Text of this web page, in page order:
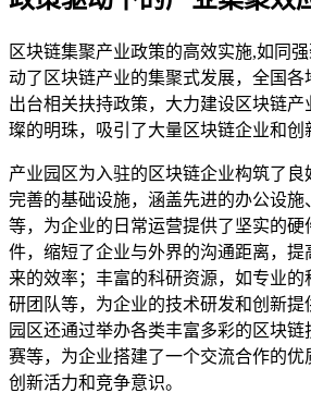
区块链集聚产业政策的高效实施,如同
动了区块链产业的集聚式发展，全国各
出台相关扶持政策，大力建设区块链
璨的明珠，吸引了大量区块链企业和创
产业园区为入驻的区块链企业构筑了良
完善的基础设施，涵盖先进的办公设施
等，为企业的日常运营提供了坚实的硬
件，缩短了企业与外界的沟通距离，提
来的效率；丰富的科研资源，如专业
研团队等，为企业的技术研发和创新提
园区还通过举办各类丰富多彩的区块
赛等，为企业搭建了一个交流合作的优
创新活力和竞争意识。